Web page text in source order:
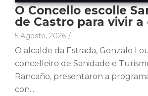
O Concello escolle
de Castro para vivir a
5 Agosto, 2026 /
O alcalde da Estrada, Gonzalo
concelleiro de Sanidade e
Rancaño, presentaron a
con...